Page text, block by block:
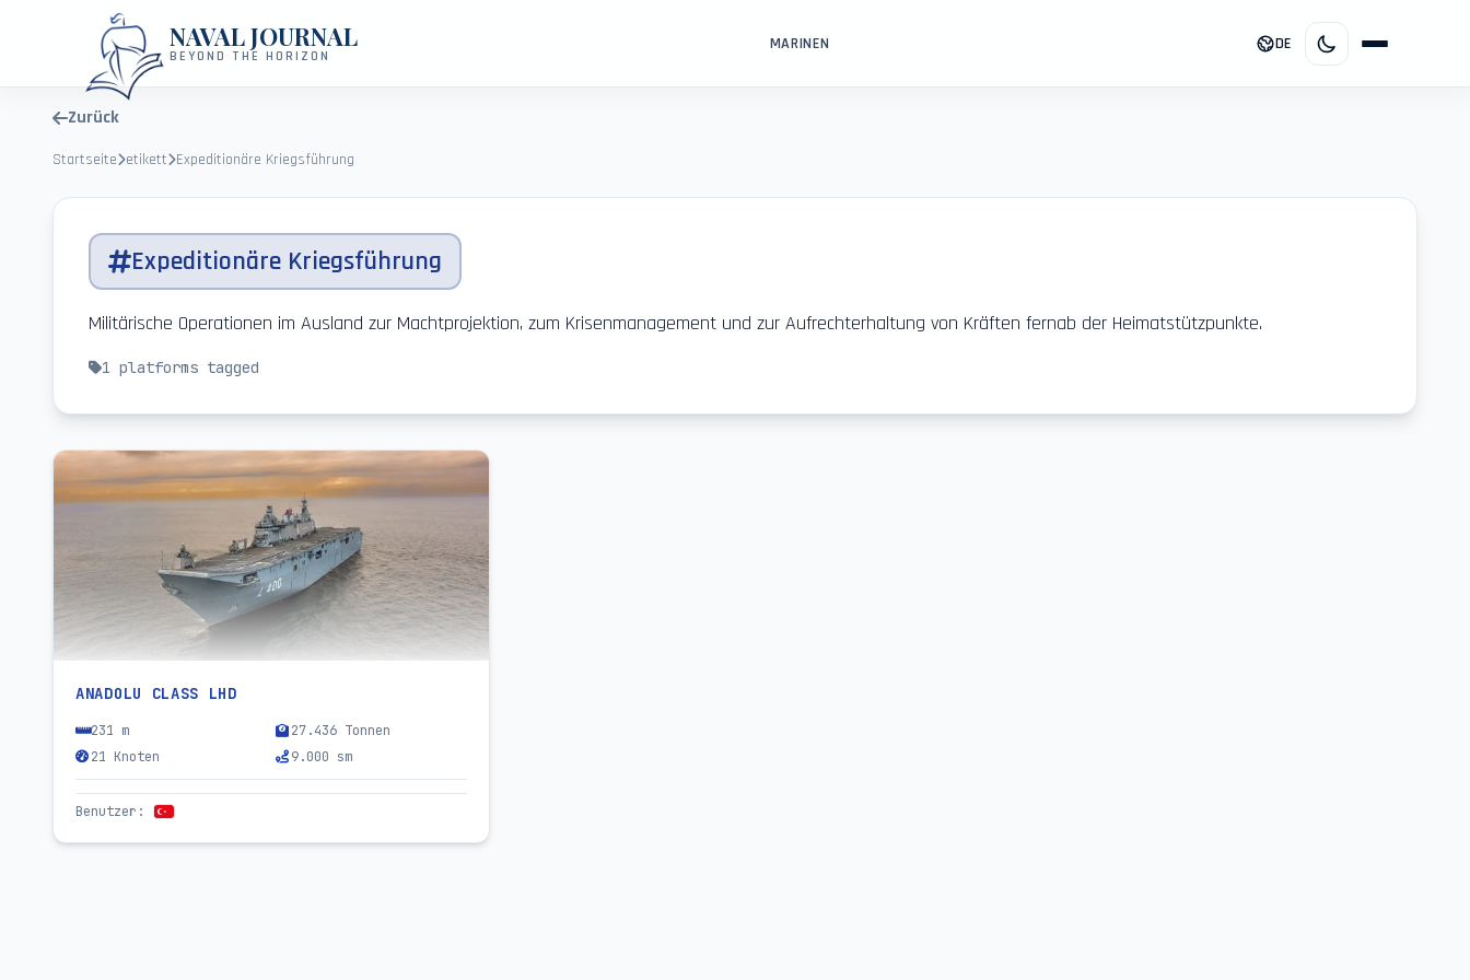
NAVAL JOURNAL
BEYOND THE HORIZON
MARINEN DE
Zurück
Startseite etikett Expeditionäre Kriegsführung
Expeditionäre Kriegsführung
Militärische Operationen im Ausland zur Machtprojektion, zum Krisenmanagement und zur Aufrechterhaltung von Kräften fernab der Heimatstützpunkte.
1 platforms tagged
ANADOLU CLASS LHD
231 m
27.436 Tonnen
21 Knoten
9.000 sm
Benutzer :